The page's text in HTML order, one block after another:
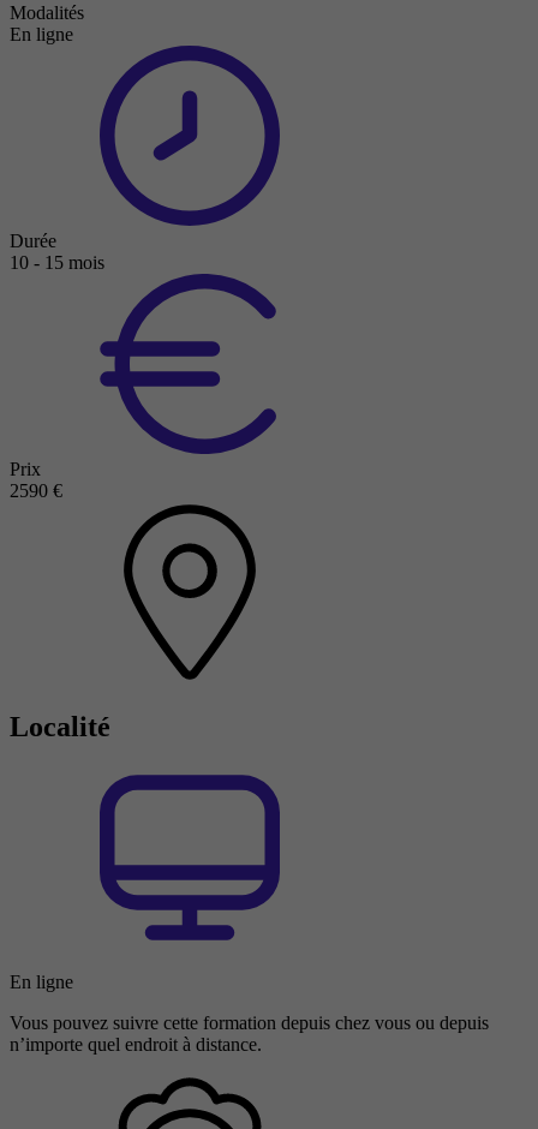
Modalités
En ligne
Durée
10 - 15 mois
Prix
2590 €
Localité
En ligne
Vous pouvez suivre cette formation depuis chez vous ou depuis
n’importe quel endroit à distance.